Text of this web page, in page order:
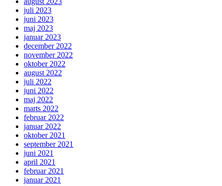
juli 2023
juni 2023
maj 2023
januar 2023
december 2022
november 2022
oktober 2022
august 2022
juli 2022
juni 2022
maj 2022
marts 2022
februar 2022
januar 2022
oktober 2021
september 2021
juni 2021
april 2021
februar 2021
januar 2021